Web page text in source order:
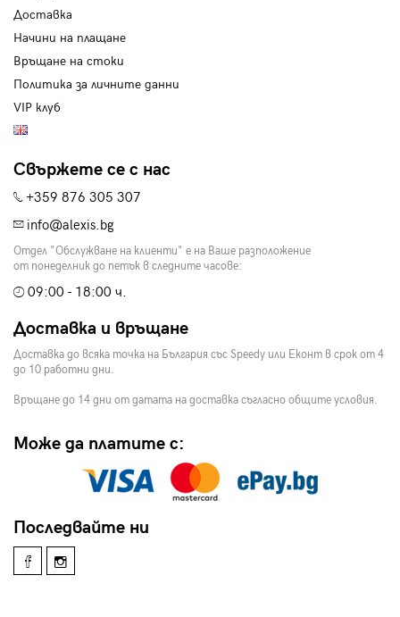
Доставка
Начини на плащане
Връщане на стоки
Политика за личните данни
VIP клуб
Свържете се с нас
+359 876 305 307
info@alexis.bg
Отдел "Обслужване на клиенти" е на Ваше разположение
от понеделник до петък в следните часове:
09:00 - 18:00 ч.
Доставка и връщане
Доставка до всяка точка на България със Speedy или Еконт в срок от 4
до 10 работни дни.
Връщане до 14 дни от датата на доставка съгласно общите условия.
Може да платите с:
Последвайте ни